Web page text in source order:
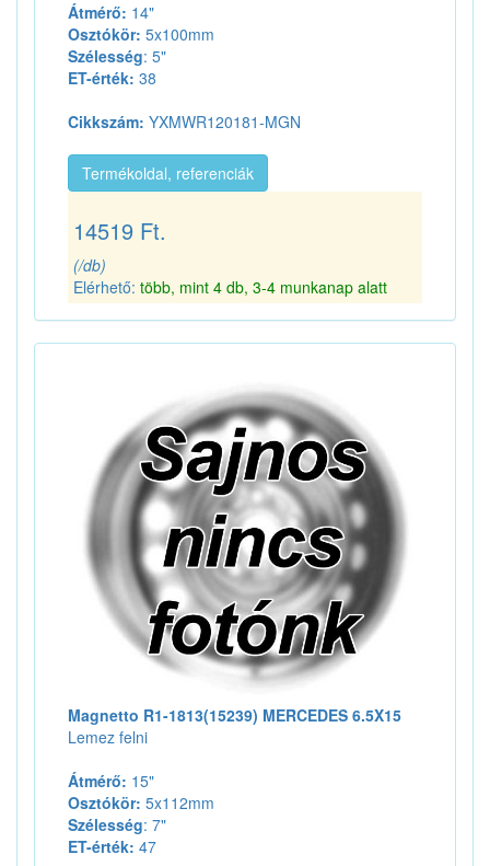
Átmérő: 14"
Osztókör: 5x100mm
Szélesség: 5"
ET-érték: 38
Cikkszám: YXMWR120181-MGN
Termékoldal, referenciák
14519 Ft.
(/db)
Elérhető: több, mint 4 db, 3-4 munkanap alatt
Magnetto R1-1813(15239) MERCEDES 6.5X15
Lemez felni
Átmérő: 15"
Osztókör: 5x112mm
Szélesség: 7"
ET-érték: 47